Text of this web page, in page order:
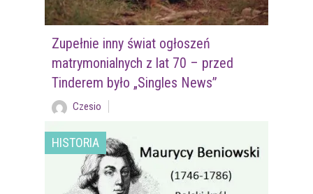
Zupełnie inny świat ogłoszeń
matrymonialnych z lat 70 – przed
Tinderem było „Singles News”
Czesio
HISTORIA